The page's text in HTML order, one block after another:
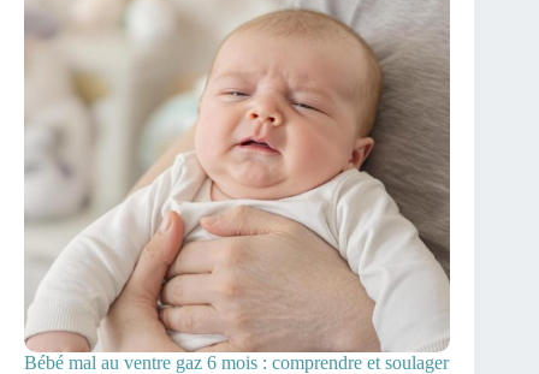
Bébé mal au ventre gaz 6 mois : comprendre et soulager